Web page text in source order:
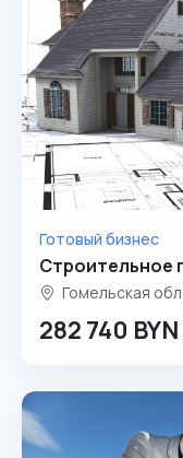
Готовый бизнес
Строительное
Гомельская
282 740 BYN